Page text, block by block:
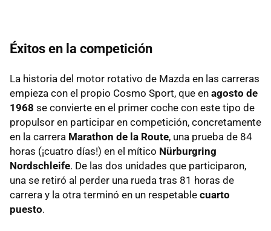
Éxitos en la competición
La historia del motor rotativo de Mazda en las carreras
empieza con el propio Cosmo Sport, que en agosto de
1968 se convierte en el primer coche con este tipo de
propulsor en participar en competición, concretamente
en la carrera Marathon de la Route, una prueba de 84
horas (¡cuatro días!) en el mítico Nürburgring
Nordschleife. De las dos unidades que participaron,
una se retiró al perder una rueda tras 81 horas de
carrera y la otra terminó en un respetable cuarto
puesto.